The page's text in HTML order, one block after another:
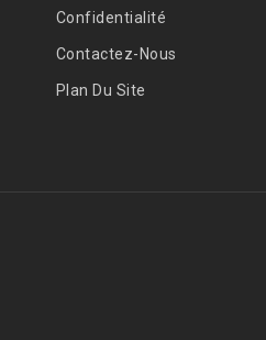
Confidentialité
Contactez-Nous
Plan Du Site